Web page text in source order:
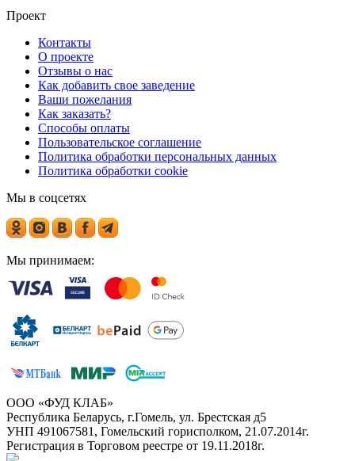
Проект
Контакты
О проекте
Отзывы о нас
Как добавить свое заведение
Ваши пожелания
Как заказать?
Способы оплаты
Пользовательское соглашение
Политика обработки персональных данных
Политика обработки cookie
Мы в соцсетях
Мы принимаем:
ООО «ФУД КЛАБ»
Республика Беларусь, г.Гомель, ул. Брестская д5
УНП 491067581, Гомельский горисполком, 21.07.2014г.
Регистрация в Торговом реестре от 19.11.2018г.